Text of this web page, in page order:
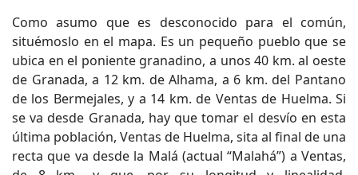
Como asumo que es desconocido para el común,
situémoslo en el mapa. Es un pequeño pueblo que se
ubica en el poniente granadino, a unos 40 km. al oeste
de Granada, a 12 km. de Alhama, a 6 km. del Pantano
de los Bermejales, y a 14 km. de Ventas de Huelma. Si
se va desde Granada, hay que tomar el desvío en esta
última población, Ventas de Huelma, sita al final de una
recta que va desde la Malá (actual “Malahá”) a Ventas,